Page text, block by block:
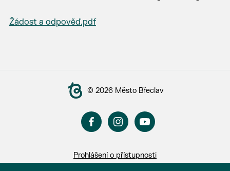
Žádost a odpověď.pdf
© 2026 Město Břeclav
Prohlášení o přístupnosti